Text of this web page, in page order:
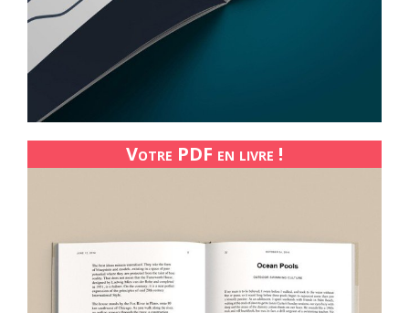
Votre PDF en livre !